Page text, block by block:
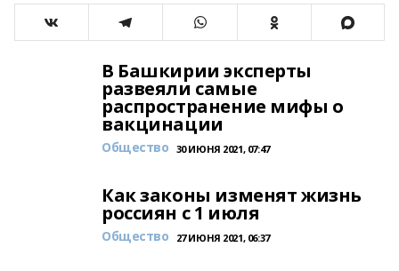
В Башкирии эксперты
развеяли самые
распространение мифы о
вакцинации
Общество 30 ИЮНЯ 2021, 07:47
Как законы изменят жизнь
россиян с 1 июля
Общество 27 ИЮНЯ 2021, 06:37